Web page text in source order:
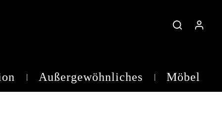
Außergewöhnliches Möbel